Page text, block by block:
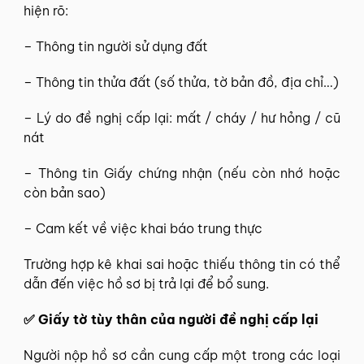
hiện rõ:
– Thông tin người sử dụng đất
– Thông tin thửa đất (số thửa, tờ bản đồ, địa chỉ…)
– Lý do đề nghị cấp lại: mất / cháy / hư hỏng / cũ
nát
– Thông tin Giấy chứng nhận (nếu còn nhớ hoặc
còn bản sao)
– Cam kết về việc khai báo trung thực
Trường hợp kê khai sai hoặc thiếu thông tin có thể
dẫn đến việc hồ sơ bị trả lại để bổ sung.
✅ Giấy tờ tùy thân của người đề nghị cấp lại
Người nộp hồ sơ cần cung cấp một trong các loại